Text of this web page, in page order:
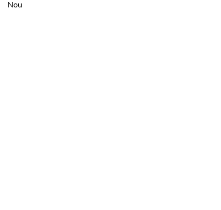
Nou